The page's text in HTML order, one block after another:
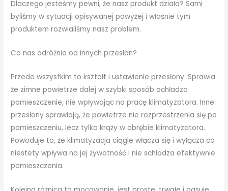
Dlaczego jesteśmy pewni, że nasz produkt działa? Sami
byliśmy w sytuacji opisywanej powyżej i właśnie tym
produktem rozwialiśmy nasz problem.
Co nas odróżnia od innych przesłon?
Przede wszystkim to kształt i ustawienie przesłony. Sprawia
że zimne powietrze dalej w szybki sposób ochładza
pomieszczenie, nie wpływając na pracę klimatyzatora. Inne
przesłony sprawiają, że powietrze nie rozprzestrzenia się po
pomieszczeniu, lecz tylko krąży w obrębie klimatyzatora.
Powoduje to, że klimatyzacja ciągle włącza się i wyłącza co
niestety wpływa na jej żywotność i nie schładza efektywnie
pomieszczenia.